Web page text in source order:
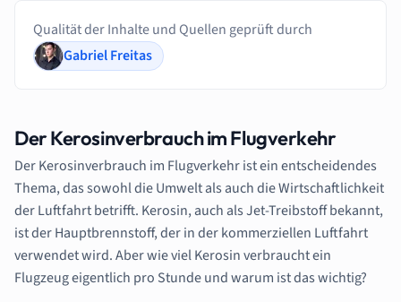
Qualität der Inhalte und Quellen geprüft durch
Gabriel Freitas
Der Kerosinverbrauch im Flugverkehr
Der Kerosinverbrauch im Flugverkehr ist ein entscheidendes
Thema, das sowohl die Umwelt als auch die Wirtschaftlichkeit
der Luftfahrt betrifft. Kerosin, auch als Jet-Treibstoff bekannt,
ist der Hauptbrennstoff, der in der kommerziellen Luftfahrt
verwendet wird. Aber wie viel Kerosin verbraucht ein
Flugzeug eigentlich pro Stunde und warum ist das wichtig?